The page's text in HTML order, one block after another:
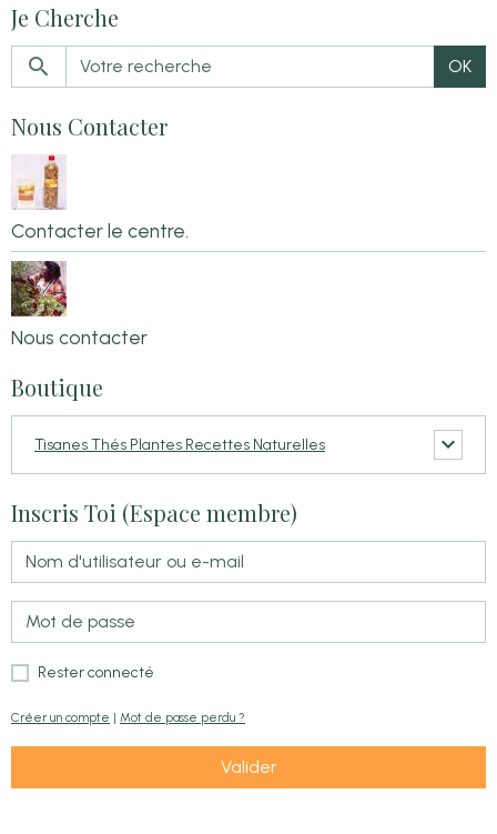
Je Cherche
OK
Nous Contacter
Contacter le centre.
Nous contacter
Boutique
Tisanes Thés Plantes Recettes Naturelles
Inscris Toi (Espace membre)
Rester connecté
Créer un compte | Mot de passe perdu ?
Valider